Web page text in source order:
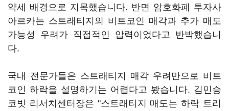
약세 배경으로 지목했습니다. 반면 암호화폐 투자사
아르카는 스트래티지의 비트코인 매각과 추가 매도
가능성 우려가 직접적인 압력이었다고 반박했습니
다.
국내 전문가들은 스트래티지 매각 우려만으로 비트
코인 하락을 설명하기는 어렵다고 봤습니다. 김민승
코빗 리서치센터장은 "스트래티지 매도는 하락 트리